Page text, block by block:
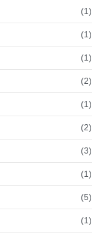
(1)
(1)
(1)
(2)
(1)
(2)
(3)
(1)
(5)
(1)